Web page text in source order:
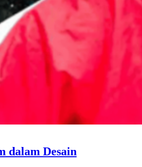
dalam Desain